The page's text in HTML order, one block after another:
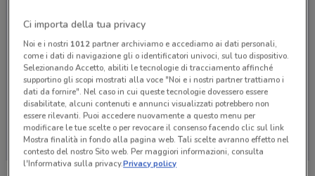
Ci dispiace, al momento non abbiamo pubblicato
volantini nella tua zona. Riprova più tardi.
Ci importa della tua privacy
Noi e i nostri 1012partner archiviamo e accediamo ai dati personali,
come i dati di navigazione gli o identificatori univoci, sul tuo dispositivo.
Selezionando Accetto, abiliti le tecnologie di tracciamento affinché
supportino gli scopi mostrati alla voce "Noi e i nostri partner trattiamo i
dati da fornire". Nel caso in cui queste tecnologie dovessero essere
disabilitate, alcuni contenuti e annunci visualizzati potrebbero non
essere rilevanti. Puoi accedere nuovamente a questo menu per
modificare le tue scelte o per revocare il consenso facendo clic sul link
Mostra finalità in fondo alla pagina web. Tali scelte avranno effetto nel
contesto del nostro Sito web. Per maggiori informazioni, consulta
l'Informativa sulla privacy.Privacy policy